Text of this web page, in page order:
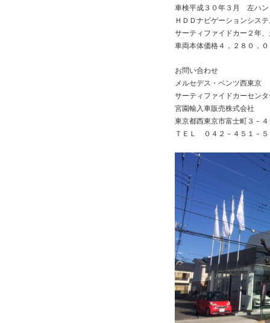
車検平成３０年３月 左ハ
ＨＤＤナビゲーションシ
サーティファイドカー２年
車両本体価格４，２８０，
お問い合わせ
メルセデス・ベンツ西東京
サーティファイドカーセン
宮園輸入車販売株式会社
東京都西東京市富士町３－
ＴＥＬ ０４２－４５１－５